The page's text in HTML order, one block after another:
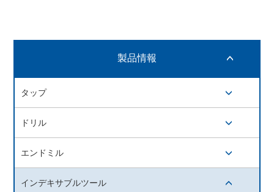
製品情報
タップ
ドリル
エンドミル
インデキサブルツール